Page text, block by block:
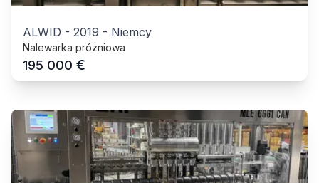
ALWID - 2019 - Niemcy
Nalewarka próżniowa
195 000 €